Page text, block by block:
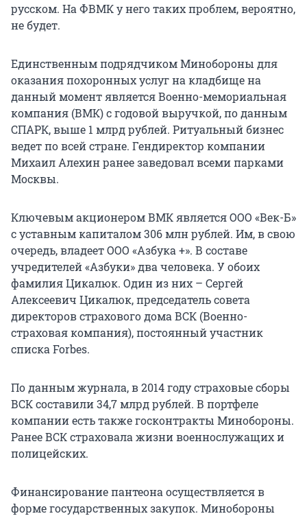
русском. На ФВМК у него таких проблем, вероятно,
не будет.
Единственным подрядчиком Минобороны для
оказания похоронных услуг на кладбище на
данный момент является Военно-мемориальная
компания (ВМК) с годовой выручкой, по данным
СПАРК, выше 1 млрд рублей. Ритуальный бизнес
ведет по всей стране. Гендиректор компании
Михаил Алехин ранее заведовал всеми парками
Москвы.
Ключевым акционером ВМК является ООО «Век-Б»
с уставным капиталом 306 млн рублей. Им, в свою
очередь, владеет ООО «Азбука +». В составе
учредителей «Азбуки» два человека. У обоих
фамилия Цикалюк. Один из них – Сергей
Алексеевич Цикалюк, председатель совета
директоров страхового дома ВСК (Военно-
страховая компания), постоянный участник
списка Forbes.
По данным журнала, в 2014 году страховые сборы
ВСК составили 34,7 млрд рублей. В портфеле
компании есть также госконтракты Минобороны.
Ранее ВСК страховала жизни военнослужащих и
полицейских.
Финансирование пантеона осуществляется в
форме государственных закупок. Минобороны